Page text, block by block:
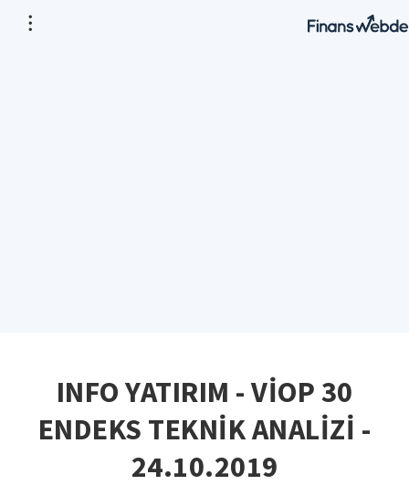
INFO YATIRIM - VİOP 30
ENDEKS TEKNİK ANALİZİ -
24.10.2019